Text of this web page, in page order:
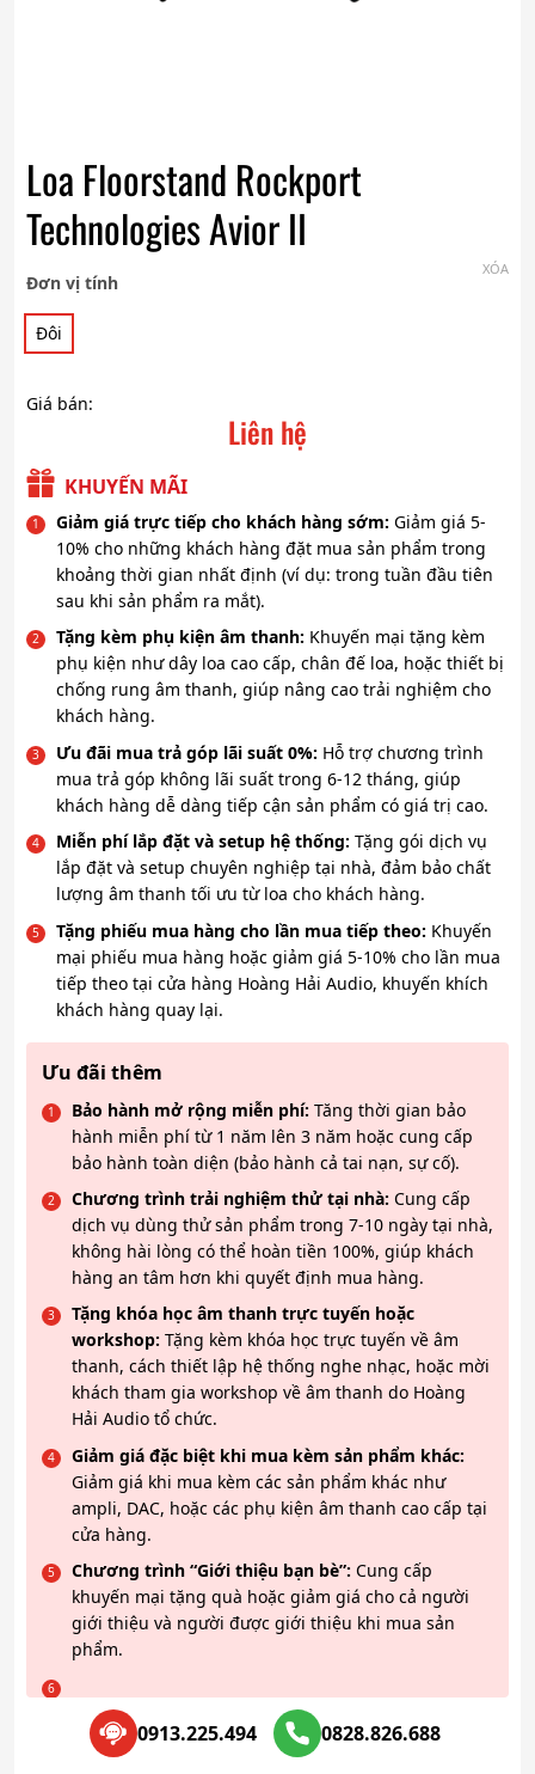
Loa Floorstand Rockport
Technologies Avior II
Đơn vị tính
Đôi
XÓA
Giá bán:
Liên hệ
KHUYẾN MÃI
Giảm giá trực tiếp cho khách hàng sớm: Giảm giá 5-
10% cho những khách hàng đặt mua sản phẩm trong
khoảng thời gian nhất định (ví dụ: trong tuần đầu tiên
sau khi sản phẩm ra mắt).
Tặng kèm phụ kiện âm thanh: Khuyến mại tặng kèm
phụ kiện như dây loa cao cấp, chân đế loa, hoặc thiết bị
chống rung âm thanh, giúp nâng cao trải nghiệm cho
khách hàng.
Ưu đãi mua trả góp lãi suất 0%: Hỗ trợ chương trình
mua trả góp không lãi suất trong 6-12 tháng, giúp
khách hàng dễ dàng tiếp cận sản phẩm có giá trị cao.
Miễn phí lắp đặt và setup hệ thống: Tặng gói dịch vụ
lắp đặt và setup chuyên nghiệp tại nhà, đảm bảo chất
lượng âm thanh tối ưu từ loa cho khách hàng.
Tặng phiếu mua hàng cho lần mua tiếp theo: Khuyến
mại phiếu mua hàng hoặc giảm giá 5-10% cho lần mua
tiếp theo tại cửa hàng Hoàng Hải Audio, khuyến khích
khách hàng quay lại.
Ưu đãi thêm
Bảo hành mở rộng miễn phí: Tăng thời gian bảo
hành miễn phí từ 1 năm lên 3 năm hoặc cung cấp
bảo hành toàn diện (bảo hành cả tai nạn, sự cố).
Chương trình trải nghiệm thử tại nhà: Cung cấp
dịch vụ dùng thử sản phẩm trong 7-10 ngày tại nhà,
không hài lòng có thể hoàn tiền 100%, giúp khách
hàng an tâm hơn khi quyết định mua hàng.
Tặng khóa học âm thanh trực tuyến hoặc
workshop: Tặng kèm khóa học trực tuyến về âm
thanh, cách thiết lập hệ thống nghe nhạc, hoặc mời
khách tham gia workshop về âm thanh do Hoàng
Hải Audio tổ chức.
Giảm giá đặc biệt khi mua kèm sản phẩm khác:
Giảm giá khi mua kèm các sản phẩm khác như
ampli, DAC, hoặc các phụ kiện âm thanh cao cấp tại
cửa hàng.
Chương trình “Giới thiệu bạn bè”: Cung cấp
khuyến mại tặng quà hoặc giảm giá cho cả người
giới thiệu và người được giới thiệu khi mua sản
phẩm.
0913.225.494 0828.826.688